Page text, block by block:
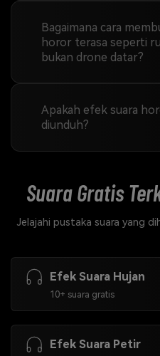
Bagaimana cara
horor terasa seperti
bukan drone datar?
Apakah efek suara
diunduh?
Suara Gratis
Jelajahi pustaka suara yang
Efek Suara Hujan
10+ suara gratis
Efek Suara Petir